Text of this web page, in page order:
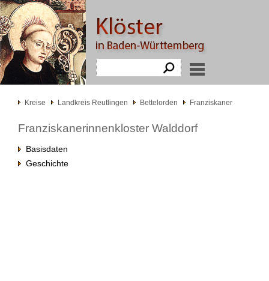
Kreise Landkreis Reutlingen Bettelorden Franziskaner
Franziskanerinnenkloster Walddorf
Basisdaten
Geschichte